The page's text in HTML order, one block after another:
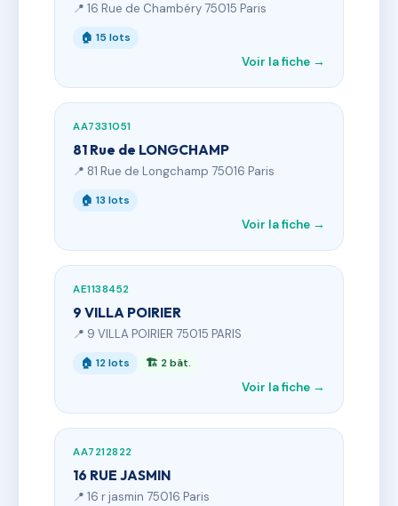
📍 16 Rue de Chambéry 75015 Paris
🏠 15 lots
Voir la fiche →
AA7331051
81 Rue de LONGCHAMP
📍 81 Rue de Longchamp 75016 Paris
🏠 13 lots
Voir la fiche →
AE1138452
9 VILLA POIRIER
📍 9 VILLA POIRIER 75015 PARIS
🏠 12 lots 🏗 2 bât.
Voir la fiche →
AA7212822
16 RUE JASMIN
📍 16 r jasmin 75016 Paris